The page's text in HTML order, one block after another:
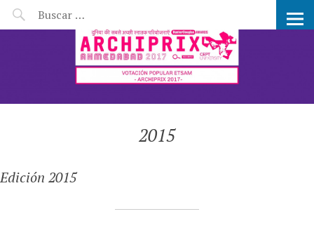
CANDIDATOS ARCHIPRIX
2015
Edición 2015